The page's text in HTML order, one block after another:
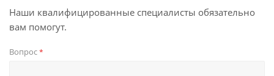
Наши квалифицированные специалисты обязательно
вам помогут.
Вопрос*